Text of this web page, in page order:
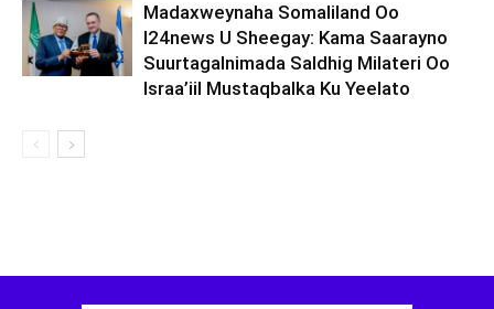
Madaxweynaha Somaliland Oo
I24news U Sheegay: Kama Saarayno
Suurtagalnimada Saldhig Milateri Oo
Israa’iil Mustaqbalka Ku Yeelato